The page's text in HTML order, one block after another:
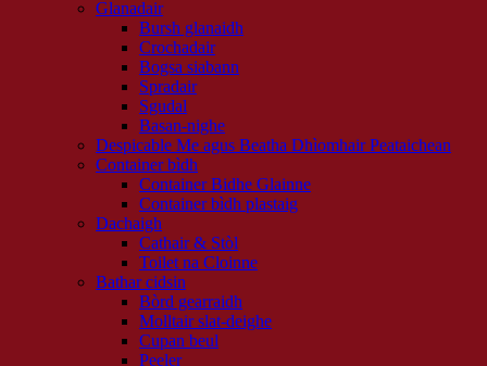
Glanadair
Bursh glanaidh
Crochadair
Bogsa siabann
Spradair
Sgudal
Basan-nighe
Despicable Me agus Beatha Dhìomhair Peataichean
Container bìdh
Container Bidhe Glainne
Container bìdh plastaig
Dachaigh
Cathair & Stòl
Toilet na Cloinne
Bathar cidsin
Bòrd gearraidh
Molltair slat-deighe
Cupan beul
Peeler